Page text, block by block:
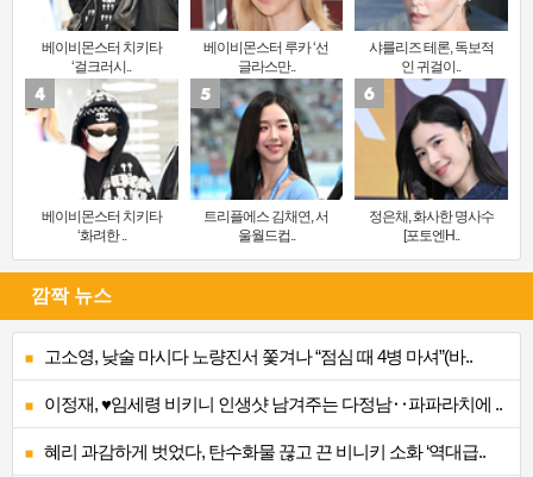
베이비몬스터 치키타
‘걸크러시..
베이비몬스터 루카 ‘선
글라스만..
샤를리즈 테론, 독보적
인 귀걸이..
베이비몬스터 치키타
‘화려한 ..
트리플에스 김채연, 서
울월드컵..
정은채, 화사한 명사수
[포토엔H..
깜짝 뉴스
고소영, 낮술 마시다 노량진서 쫓겨나 “점심 때 4병 마셔”(바..
이정재, ♥임세령 비키니 인생샷 남겨주는 다정남‥파파라치에 ..
혜리 과감하게 벗었다, 탄수화물 끊고 끈 비니키 소화 ‘역대급..